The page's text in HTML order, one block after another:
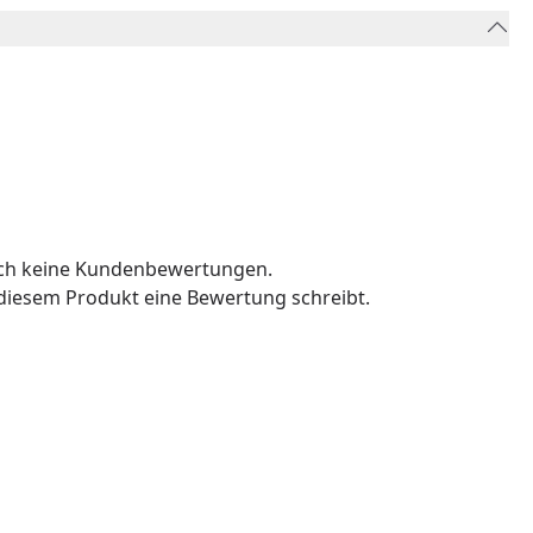
keine Kundenbewertungen.
Produkt eine Bewertung schreibt.